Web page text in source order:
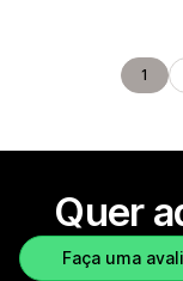
1
Quer
Faça uma